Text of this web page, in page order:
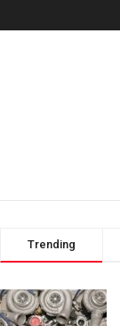
Trending